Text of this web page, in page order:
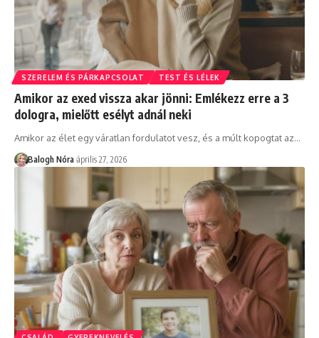
SZERELEM ÉS PÁRKAPCSOLAT TEST ÉS LÉLEK
Amikor az exed vissza akar jönni: Emlékezz erre a 3
dologra, mielőtt esélyt adnál neki
Amikor az élet egy váratlan fordulatot vesz, és a múlt kopogtat az…
Balogh Nóra április 27, 2026